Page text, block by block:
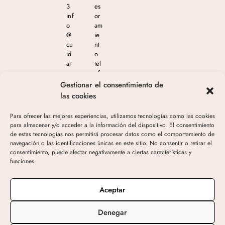
Gestionar el consentimiento de
las cookies
Para ofrecer las mejores experiencias, utilizamos tecnologías como las cookies
para almacenar y/o acceder a la información del dispositivo. El consentimiento
de estas tecnologías nos permitirá procesar datos como el comportamiento de
navegación o las identificaciones únicas en este sitio. No consentir o retirar el
consentimiento, puede afectar negativamente a ciertas características y
funciones.
Aceptar
Denegar
3
inf
o
@
cu
id
at
m
est
ca
.c
o
m
es
or
am
ie
nt
o
tel
ef
ón
en
65
4
04
4
05
de
10